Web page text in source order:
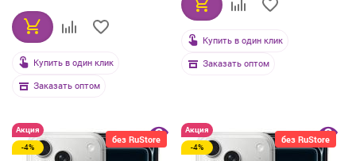
Купить в один клик
Заказать оптом
Купить в один клик
Заказать оптом
без RuStore
Акция
-4%
без RuStore
Акция
-4%